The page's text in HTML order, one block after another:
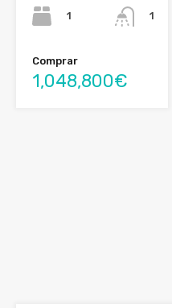
1
1
Comprar
1,048,800€